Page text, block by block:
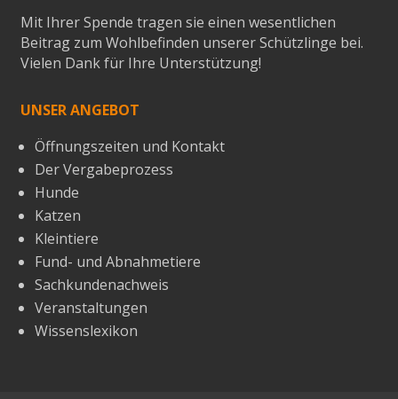
Mit Ihrer Spende tragen sie einen wesentlichen
Beitrag zum Wohlbefinden unserer Schützlinge bei.
Vielen Dank für Ihre Unterstützung!
UNSER ANGEBOT
Öffnungszeiten und Kontakt
Der Vergabeprozess
Hunde
Katzen
Kleintiere
Fund- und Abnahmetiere
Sachkundenachweis
Veranstaltungen
Wissenslexikon